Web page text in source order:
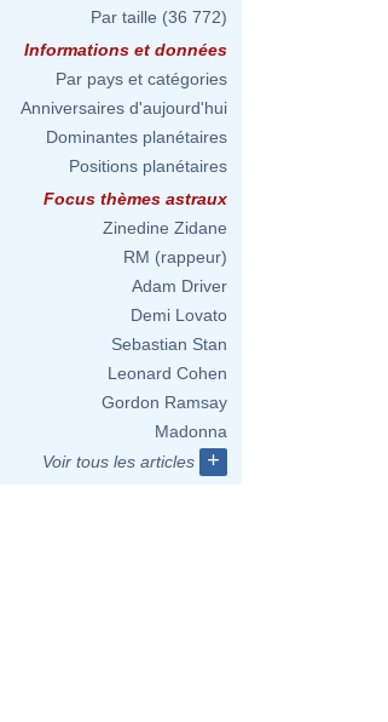
Par taille (36 772)
Informations et données
Par pays et catégories
Anniversaires d'aujourd'hui
Dominantes planétaires
Positions planétaires
Focus thèmes astraux
Zinedine Zidane
RM (rappeur)
Adam Driver
Demi Lovato
Sebastian Stan
Leonard Cohen
Gordon Ramsay
Madonna
Voir tous les articles
+